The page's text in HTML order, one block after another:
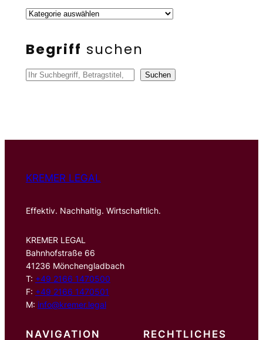
Begriff suchen
S
n
Suchen
KREMER LEGAL
Effektiv. Nachhaltig. Wirtschaftlich.
KREMER LEGAL
Bahnhofstraße 66
41236 Mönchengladbach
T: +49 2166 1470500
F: +49 2166 1470501
M: info@kremer.legal
NAVIGATION RECHTLICHES